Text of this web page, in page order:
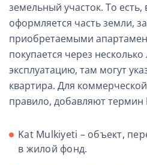
земельный участок. То есть,
оформляется часть земли,
приобретаемыми
покупается через
эксплуатацию, там могут
квартира. Для
правило, добавляют термин
Kat Mulkiyeti – объект,
в жилой фонд.